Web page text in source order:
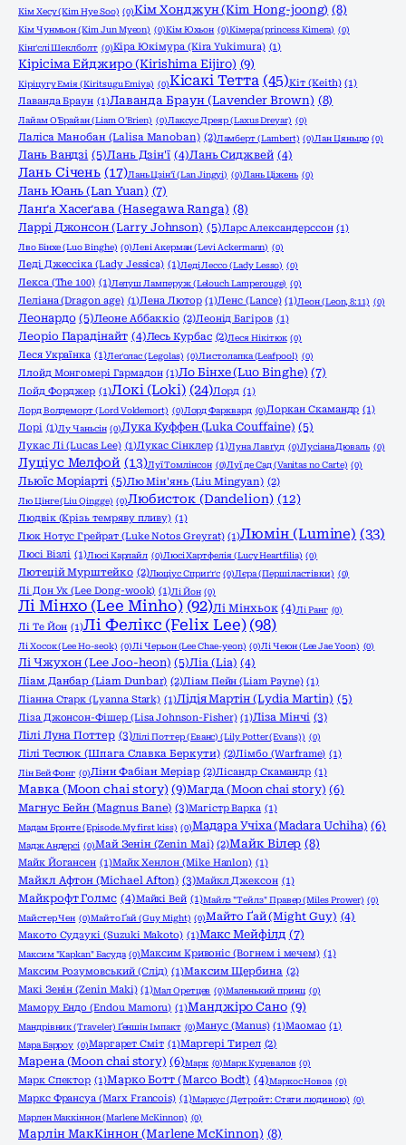
Кім Хесу (Kim Hye Soo) (0)Кім Хонджун (Kim Hong-joong) (8)
Кім Чунмьон (Kim Jun Myeon) (0)Кім Юхьон (0)Кімера (princess Kimera) (0)
Кінґслі Шеклболт (0)Кіра Юкімура (Kira Yukimura) (1)
Кірісіма Ейджиро (Kirishima Eijiro) (9)
Кіріцугу Емія (Kiritsugu Emiya) (0)Кісакі Тетта (45)Кіт (Keith) (1)
Лаванда Браун (1)Лаванда Браун (Lavender Brown) (8)
Лайам О'Брайан (Liam O'Brien) (0)Лаксус Дреяр (Laxus Dreyar) (0)
Лаліса Манобан (Lalisa Manoban) (2)Ламберт (Lambert) (0)Лан Цяньцю (0)
Лань Вандзі (5)Лань Дзін'ї (4)Лань Сиджвей (4)
Лань Січень (17)Лань Цзін'ї (Lan Jingyi) (0)Лань Ціжень (0)
Лань Юань (Lan Yuan) (7)
Ланґа Хасеґава (Hasegawa Ranga) (8)
Ларрі Джонсон (Larry Johnson) (5)Ларс Александерссон (1)
Лво Бінхе (Luo Binghe) (0)Леві Акерман (Levi Ackermann) (0)
Леді Джессіка (Lady Jessica) (1)Леді Лессо (Lady Lesso) (0)
Лекса (The 100) (1)Лелуш Ламперуж (Lelouch Lamperouge) (0)
Леліана (Dragon age) (1)Лена Лютор (1)Ленс (Lance) (1)Леон (Leon, 8:11) (0)
Леонардо (5)Леоне Аббаккіо (2)Леонід Багіров (1)
Леоріо Парадінайт (4)Лесь Курбас (2)Леся Нікітюк (0)
Леся Українка (1)Леґолас (Legolas) (0)Листолапка (Leafpool) (0)
Ллойд Монгомері Гармадон (1)Ло Бінхе (Luo Binghe) (7)
Лойд Форджер (1)Локі (Loki) (24)Лорд (1)
Лорд Волдеморт (Lord Voldemort) (0)Лорд Фарквард (0)Лоркан Скамандр (1)
Лорі (1)Лу Чаньсін (0)Лука Куффен (Luka Couffaine) (5)
Лукас Лі (Lucas Lee) (1)Лукас Сінклер (1)Луна Лавґуд (0)Лусіана Дюваль (0)
Луціус Мелфой (13)Луї Томлінсон (0)Луї де Сад (Vanitas no Carte) (0)
Льюїс Моріарті (5)Лю Мін'янь (Liu Mingyan) (2)
Лю Цінге (Liu Qingge) (0)Любисток (Dandelion) (12)
Людвік (Крізь темряву пливу) (1)
Люк Нотус Грейрат (Luke Notos Greyrat) (1)Люмін (Lumine) (33)
Люсі Візлі (1)Люсі Карлайл (0)Люсі Хартфелія (Lucy Heartfilia) (0)
Лютецій Мурштейко (2)Люціус Сприґґс (0)Лєра (Перші ластівки) (0)
Лі Дон Ук (Lee Dong-wook) (1)Лі Йон (0)
Лі Мінхо (Lee Minho) (92)Лі Мінхьок (4)Лі Ранг (0)
Лі Те Йон (1)Лі Фелікс (Felix Lee) (98)
Лі Хосок (Lee Ho-seok) (0)Лі Черьон (Lee Chae-yeon) (0)Лі Чеюн (Lee Jae Yoon) (0)
Лі Чжухон (Lee Joo-heon) (5)Ліа (Lia) (4)
Ліам Данбар (Liam Dunbar) (2)Ліам Пейн (Liam Payne) (1)
Ліанна Старк (Lyanna Stark) (1)Лідія Мартін (Lydia Martin) (5)
Ліза Джонсон-Фішер (Lisa Johnson-Fisher) (1)Ліза Мінчі (3)
Лілі Луна Поттер (3)Лілі Поттер (Еванс) (Lily Potter (Evans)) (0)
Лілі Теслюк (Шпага Славка Беркути) (2)Лімбо (Warframe) (1)
Лін Бей Фонг (0)Лінн Фабіан Меріар (2)Лісандр Скамандр (1)
Мавка (Moon chai story) (9)Магда (Moon chai story) (6)
Магнус Бейн (Magnus Bane) (3)Магістр Варка (1)
Мадам Бронте (Episode.My first kiss) (0)Мадара Учіха (Madara Uchiha) (6)
Мадж Андерсі (0)Май Зенін (Zenin Mai) (2)Майк Вілер (8)
Майк Йогансен (1)Майк Хенлон (Mike Hanlon) (1)
Майкл Афтон (Michael Afton) (3)Майкл Джексон (1)
Майкрофт Голмс (4)Майкі Вей (1)Майлз "Тейлз" Правер (Miles Prower) (0)
Майстер Чен (0)Майто Ґай (Guy Might) (0)Майто Ґай (Might Guy) (4)
Макото Судзукі (Suzuki Makoto) (1)Макс Мейфілд (7)
Максим "Kapkan" Басуда (0)Максим Кривоніс (Вогнем і мечем) (1)
Максим Розумовський (Слід) (1)Максим Щербина (2)
Макі Зенін (Zenin Maki) (1)Мал Оретцев (0)Маленький принц (0)
Мамору Ендо (Endou Mamoru) (1)Манджіро Сано (9)
Мандрівник (Traveler) Ґеншін Імпакт (0)Манус (Manus) (1)Маомао (1)
Мара Барроу (0)Маргарет Сміт (1)Маргері Тирел (2)
Марена (Moon chai story) (6)Марк (0)Марк Куцевалов (0)
Марк Спектор (1)Марко Ботт (Marco Bodt) (4)Маркос Новоа (0)
Маркс Франсуа (Marx Francois) (1)Маркус (Детройт: Стати людиною) (0)
Марлен Маккіннон (Marlene McKinnon) (0)
Марлін МакКіннон (Marlene McKinnon) (8)